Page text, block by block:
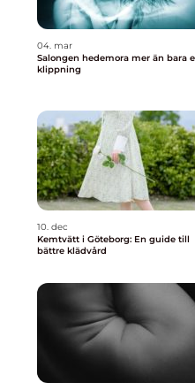
04. mar
Salongen hedemora mer än bara en
klippning
10. dec
Kemtvätt i Göteborg: En guide till
bättre klädvård